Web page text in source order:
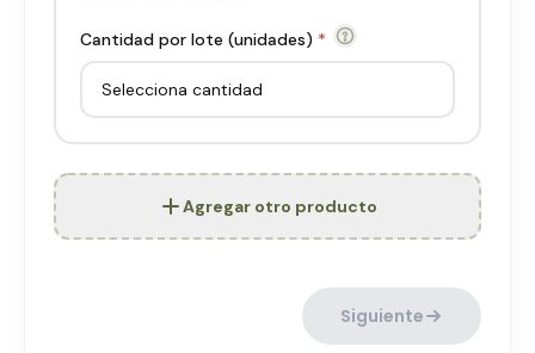
Cantidad por lote (unidades) *
Agregar otro producto
Siguiente